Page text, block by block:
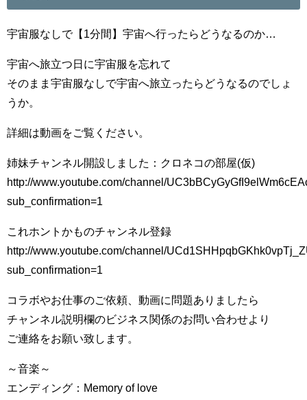
宇宙服なしで【1分間】宇宙へ行ったらどうなるのか…
宇宙へ旅立つ日に宇宙服を忘れて
そのまま宇宙服なしで宇宙へ旅立ったらどうなるのでしょ
うか。
詳細は動画をご覧ください。
姉妹チャンネル開設しました：クロネコの部屋(仮)
http://www.youtube.com/channel/
sub_confirmation=1
これホントかものチャンネル登録
http://www.youtube.com/channel/
sub_confirmation=1
コラボやお仕事のご依頼、動画に問題ありましたら
チャンネル説明欄のビジネス関係のお問い合わせより
ご連絡をお願い致します。
～音楽～
エンディング：Memory of love